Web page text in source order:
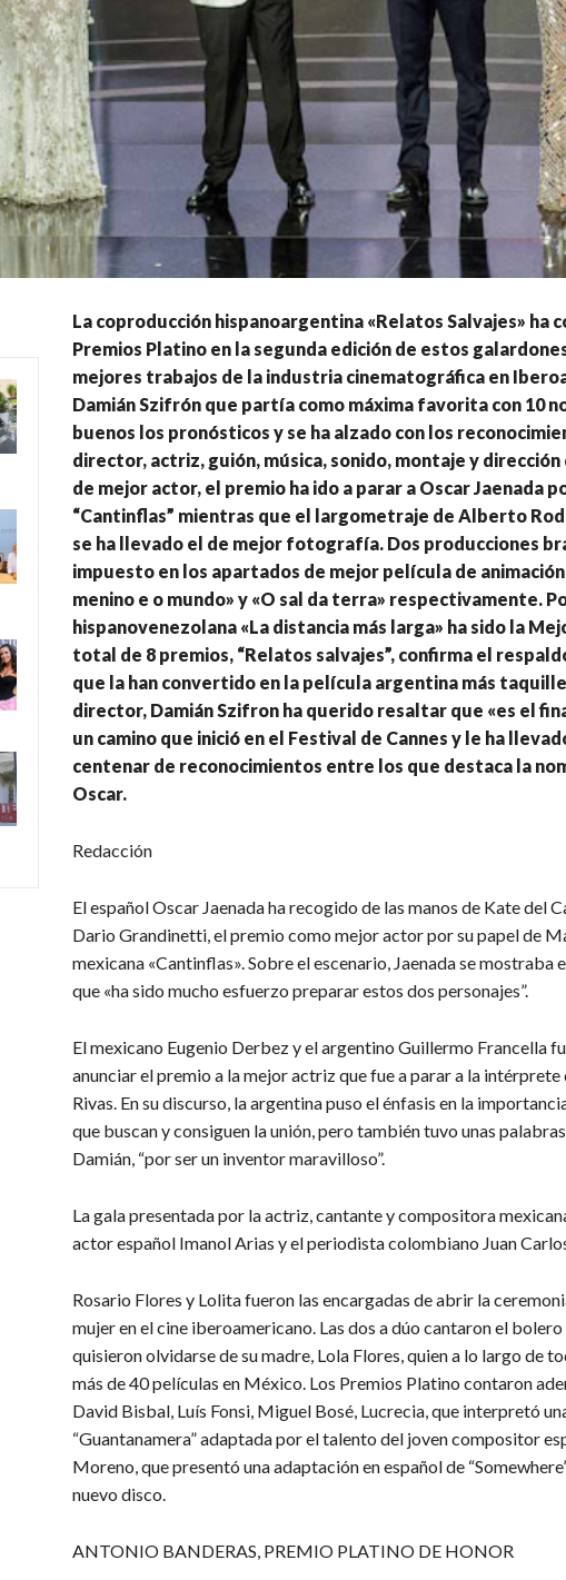
La coproducción hispanoargentina «Relatos Salvajes» ha
Premios Platino en la segunda edición de estos
mejores trabajos de la industria cinematográfica en
Damián Szifrón que partía como máxima favorita con 10
buenos los pronósticos y se ha alzado con los
director, actriz, guión, música, sonido, montaje y
de mejor actor, el premio ha ido a parar a Oscar Jaenada
“Cantinflas” mientras que el largometraje de Alberto
se ha llevado el de mejor fotografía. Dos producciones
impuesto en los apartados de mejor película de
menino e o mundo» y «O sal da terra» respectivamente.
hispanovenezolana «La distancia más larga» ha sido la
total de 8 premios, “Relatos salvajes”, confirma el
que la han convertido en la película argentina más
director, Damián Szifron ha querido resaltar que «es el
un camino que inició en el Festival de Cannes y le ha
centenar de reconocimientos entre los que destaca la
Oscar.
Redacción
El español Oscar Jaenada ha recogido de las manos de Kate del
Dario Grandinetti, el premio como mejor actor por su papel de
mexicana «Cantinflas». Sobre el escenario, Jaenada se mostraba
que «ha sido mucho esfuerzo preparar estos dos personajes”.
El mexicano Eugenio Derbez y el argentino Guillermo Francella
anunciar el premio a la mejor actriz que fue a parar a la intérprete
Rivas. En su discurso, la argentina puso el énfasis en la
que buscan y consiguen la unión, pero también tuvo unas
Damián, “por ser un inventor maravilloso”.
La gala presentada por la actriz, cantante y compositora
actor español Imanol Arias y el periodista colombiano Juan
Rosario Flores y Lolita fueron las encargadas de abrir la
mujer en el cine iberoamericano. Las dos a dúo cantaron el
quisieron olvidarse de su madre, Lola Flores, quien a lo largo de
más de 40 películas en México. Los Premios Platino contaron
David Bisbal, Luís Fonsi, Miguel Bosé, Lucrecia, que interpretó
“Guantanamera” adaptada por el talento del joven compositor
Moreno, que presentó una adaptación en español de
nuevo disco.
ANTONIO BANDERAS, PREMIO PLATINO DE HONOR